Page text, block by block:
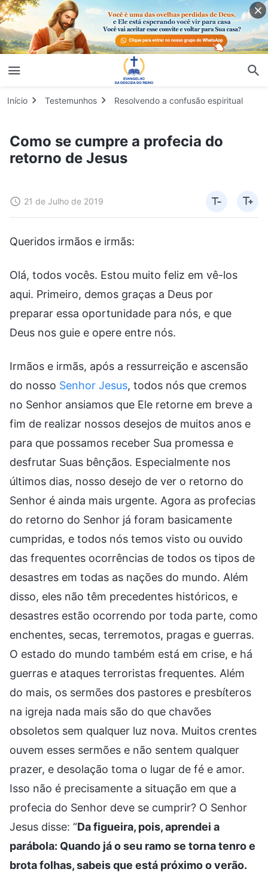
Início Testemunhos Resolvendo a confusão espiritual
Como se cumpre a profecia do
retorno de Jesus
21 de Julho de 2019
Queridos irmãos e irmãs:
Olá, todos vocês. Estou muito feliz em vê-los
aqui. Primeiro, demos graças a Deus por
preparar essa oportunidade para nós, e que
Deus nos guie e opere entre nós.
Irmãos e irmãs, após a ressurreição e ascensão
do nosso Senhor Jesus, todos nós que cremos
no Senhor ansiamos que Ele retorne em breve a
fim de realizar nossos desejos de muitos anos e
para que possamos receber Sua promessa e
desfrutar Suas bênçãos. Especialmente nos
últimos dias, nosso desejo de ver o retorno do
Senhor é ainda mais urgente. Agora as profecias
do retorno do Senhor já foram basicamente
cumpridas, e todos nós temos visto ou ouvido
das frequentes ocorrências de todos os tipos de
desastres em todas as nações do mundo. Além
disso, eles não têm precedentes históricos, e
desastres estão ocorrendo por toda parte, como
enchentes, secas, terremotos, pragas e guerras.
O estado do mundo também está em crise, e há
guerras e ataques terroristas frequentes. Além
do mais, os sermões dos pastores e presbíteros
na igreja nada mais são do que chavões
obsoletos sem qualquer luz nova. Muitos crentes
ouvem esses sermões e não sentem qualquer
prazer, e desolação toma o lugar de fé e amor.
Isso não é precisamente a situação em que a
profecia do Senhor deve se cumprir? O Senhor
Jesus disse: “Da figueira, pois, aprendei a
parábola: Quando já o seu ramo se torna tenro e
brota folhas, sabeis que está próximo o verão.